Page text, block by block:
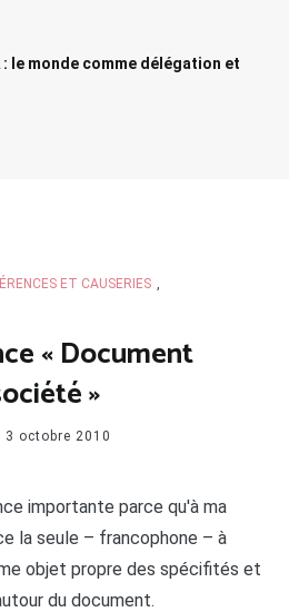
: le monde comme délégation et
ET CAUSERIES
« Document
»
3 octobre 2010
importante parce qu'à ma
la seule – francophone – à
objet propre des spécifités et
du document.